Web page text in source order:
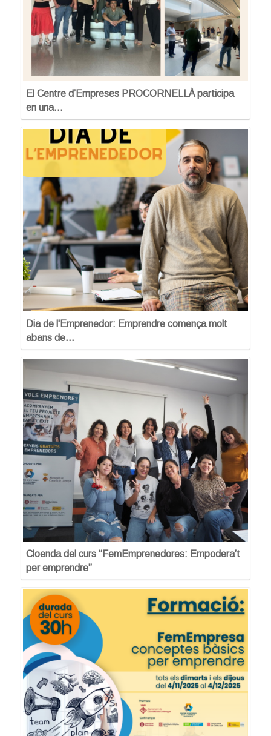
El Centre d’Empreses PROCORNELLÀ participa
en una…
Dia de l'Emprenedor: Emprendre comença molt
abans de…
Cloenda del curs “FemEmprenedores: Empodera’t
per emprendre”